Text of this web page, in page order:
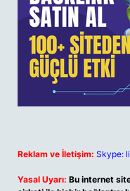
Reklam ve İletişim: Skype:
Yasal Uyarı: Bu internet